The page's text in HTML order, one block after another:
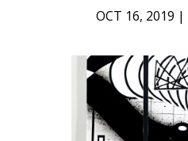
OCT 16, 2019 |